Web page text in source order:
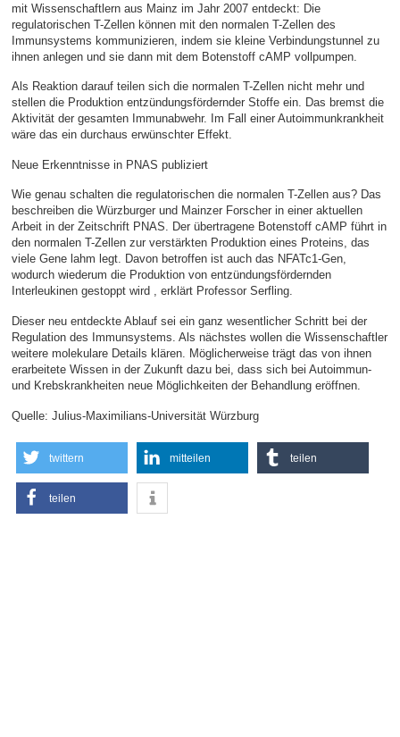
mit Wissenschaftlern aus Mainz im Jahr 2007 entdeckt: Die
regulatorischen T-Zellen können mit den normalen T-Zellen des
Immunsystems kommunizieren, indem sie kleine Verbindungstunnel zu
ihnen anlegen und sie dann mit dem Botenstoff cAMP vollpumpen.
Als Reaktion darauf teilen sich die normalen T-Zellen nicht mehr und
stellen die Produktion entzündungsfördernder Stoffe ein. Das bremst die
Aktivität der gesamten Immunabwehr. Im Fall einer Autoimmunkrankheit
wäre das ein durchaus erwünschter Effekt.
Neue Erkenntnisse in PNAS publiziert
Wie genau schalten die regulatorischen die normalen T-Zellen aus? Das
beschreiben die Würzburger und Mainzer Forscher in einer aktuellen
Arbeit in der Zeitschrift PNAS. Der übertragene Botenstoff cAMP führt in
den normalen T-Zellen zur verstärkten Produktion eines Proteins, das
viele Gene lahm legt. Davon betroffen ist auch das NFATc1-Gen,
wodurch wiederum die Produktion von entzündungsfördernden
Interleukinen gestoppt wird , erklärt Professor Serfling.
Dieser neu entdeckte Ablauf sei ein ganz wesentlicher Schritt bei der
Regulation des Immunsystems. Als nächstes wollen die Wissenschaftler
weitere molekulare Details klären. Möglicherweise trägt das von ihnen
erarbeitete Wissen in der Zukunft dazu bei, dass sich bei Autoimmun-
und Krebskrankheiten neue Möglichkeiten der Behandlung eröffnen.
Quelle: Julius-Maximilians-Universität Würzburg
twittern mitteilen teilen
teilen